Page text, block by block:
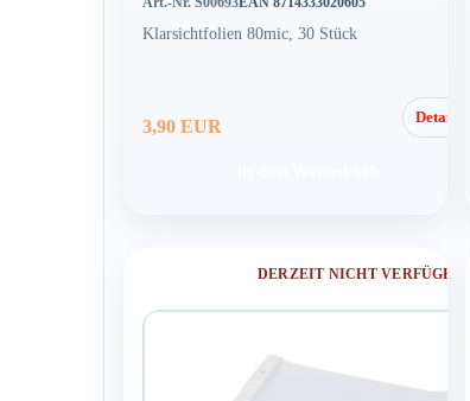
Klarsichtfolien 80mic, 30 Stück
3,90 EUR Details
DERZEIT NICHT VERFÜGBAR